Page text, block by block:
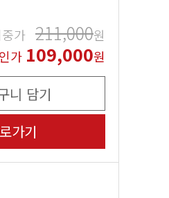
가 211,000원
가 109,000원
니 담기
가기